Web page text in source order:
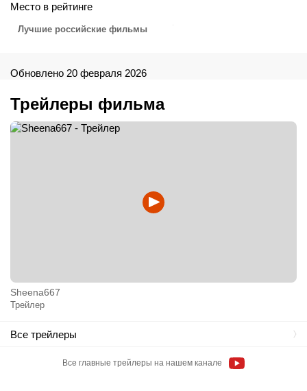
Место в рейтинге
Лучшие российские фильмы
Обновлено 20 февраля 2026
Трейлеры фильма
Sheena667
Трейлер
Все трейлеры
Все главные трейлеры на нашем канале